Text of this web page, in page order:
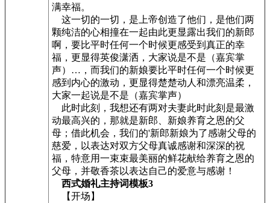
满幸福。
这一切的一切，是上帝创造了他们，是他们两
颗纯洁的心相撞在一起由此更显露出我们的新郎
啊，要比平时任何一个时候更感受到真正的幸
福，更显得英俊潇洒，大家说是不是（嘉宾掌
声）…，而我们的新娘要比平时任何一个时候更
感到内心的激动，更显得楚楚动人和漂亮温柔，
大家一起说是不是（嘉宾掌声）
此时此刻，我想还有两对夫妻此时此刻是最激
动最高兴的，那就是新郎、新娘养育之恩的父
母；借此机会，我们的'新郎新娘为了感谢父母的
慈爱，以表达对双方父母真诚感谢和深深的祝
福，特意用一束束最美丽的鲜花献给养育之恩的
父母，并敬香茶以表达自己的爱意与感谢！
西式婚礼主持词模板3
【开场】